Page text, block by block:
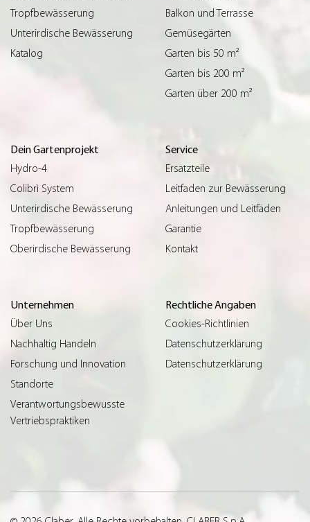
Tropfbewässerung
Unterirdische Bewässerung
Katalog
Balkon und Terrasse
Gemüsegärten
Garten bis 50 m²
Garten bis 200 m²
Garten über 200 m²
Dein Gartenprojekt
Hydro-4
Colibrì System
Unterirdische Bewässerung
Tropfbewässerung
Oberirdische Bewässerung
Service
Ersatzteile
Leitfaden zur Bewässerung
Anleitungen und Leitfäden
Garantie
Kontakt
Unternehmen
Über Uns
Nachhaltig Handeln
Forschung und Innovation
Standorte
Verantwortungsbewusste
Vertriebspraktiken
Rechtliche Angaben
Cookies-Richtlinien
Datenschutzerklärung
Datenschutzerklärung